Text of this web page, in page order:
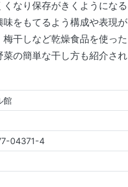
なり保存がきくようになる
をもてるよう構成や表現が
干しなど乾燥食品を使った
の簡単な干し方も紹介され
館
04371-4